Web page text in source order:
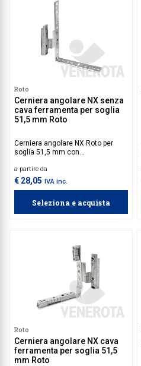
Roto
Cerniera angolare NX senza
cava ferramenta per soglia
51,5 mm Roto
Cerniera angolare NX Roto per
soglia 51,5 mm con
ferramenta.
a partire da
€ 28,05 IVA inc.
Seleziona e acquista
Roto
Cerniera angolare NX cava
ferramenta per soglia 51,5
mm Roto